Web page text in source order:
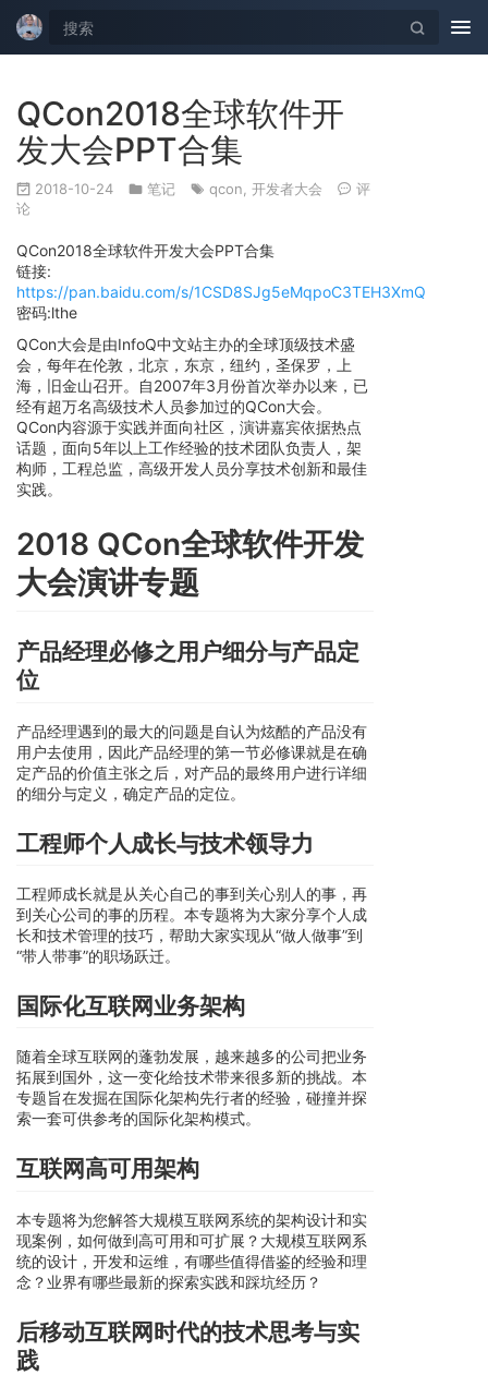
QCon2018全球软件开
发大会PPT合集
2018-10-24 笔记 qcon 开发者大会
评
论
QCon2018全球软件开发大会PPT合集
链接:
https://pan.baidu.com/s/1CSD8SJg5eMqpoC3TEH3XmQ
密码:lthe
QCon大会是由InfoQ中文站主办的全球顶级技术盛
会，每年在伦敦，北京，东京，纽约，圣保罗，上
海，旧金山召开。自2007年3月份首次举办以来，已
经有超万名高级技术人员参加过的QCon大会。
QCon内容源于实践并面向社区，演讲嘉宾依据热点
话题，面向5年以上工作经验的技术团队负责人，架
构师，工程总监，高级开发人员分享技术创新和最佳
实践。
2018 QCon全球软件开发
大会演讲专题
产品经理必修之用户细分与产品定
位
产品经理遇到的最大的问题是自认为炫酷的产品没有
用户去使用，因此产品经理的第一节必修课就是在确
定产品的价值主张之后，对产品的最终用户进行详细
的细分与定义，确定产品的定位。
工程师个人成长与技术领导力
工程师成长就是从关心自己的事到关心别人的事，再
到关心公司的事的历程。本专题将为大家分享个人成
长和技术管理的技巧，帮助大家实现从“做人做事”到
“带人带事”的职场跃迁。
国际化互联网业务架构
随着全球互联网的蓬勃发展，越来越多的公司把业务
拓展到国外，这一变化给技术带来很多新的挑战。本
专题旨在发掘在国际化架构先行者的经验，碰撞并探
索一套可供参考的国际化架构模式。
互联网高可用架构
本专题将为您解答大规模互联网系统的架构设计和实
现案例，如何做到高可用和可扩展？大规模互联网系
统的设计，开发和运维，有哪些值得借鉴的经验和理
念？业界有哪些最新的探索实践和踩坑经历？
后移动互联网时代的技术思考与实
践